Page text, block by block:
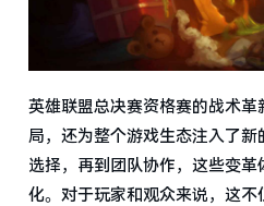
英雄联盟总决赛资格赛的战术
局，还为整个游戏生态注入了
选择，再到团队协作，这些变
化。对于玩家和观众来说，这